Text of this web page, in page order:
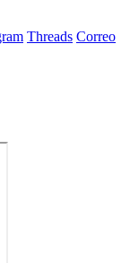
Threads Correo